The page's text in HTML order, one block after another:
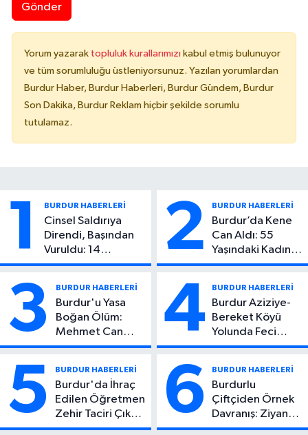
Gönder
Yorum yazarak topluluk kurallarımızı kabul etmiş bulunuyor
ve tüm sorumluluğu üstleniyorsunuz. Yazılan yorumlardan
Burdur Haber, Burdur Haberleri, Burdur Gündem, Burdur
Son Dakika, Burdur Reklam hiçbir şekilde sorumlu
tutulamaz.
1 BURDUR HABERLERİ
Cinsel Saldırıya
Direndi, Başından
Vuruldu: 14
Yaşındaki Çocuktan
2 BURDUR HABERLERİ
Burdur’da Kene
Can Aldı: 55
Yaşındaki Kadın
Hayatını Kaybetti
3 BURDUR HABERLERİ
Burdur'u Yasa
Boğan Ölüm:
Mehmet Can
Atıcı Genç Yaşta
4 BURDUR HABERLERİ
Burdur Aziziye-
Bereket Köyü
Yolunda Feci
Kaza: 1 Ölü, 2
5 BURDUR HABERLERİ
Burdur'da İhraç
Edilen Öğretmen
Zehir Taciri Çıktı:
Binlerce
6 BURDUR HABERLERİ
Burdurlu
Çiftçiden Örnek
Davranış: Ziyan
Olmasın Diye